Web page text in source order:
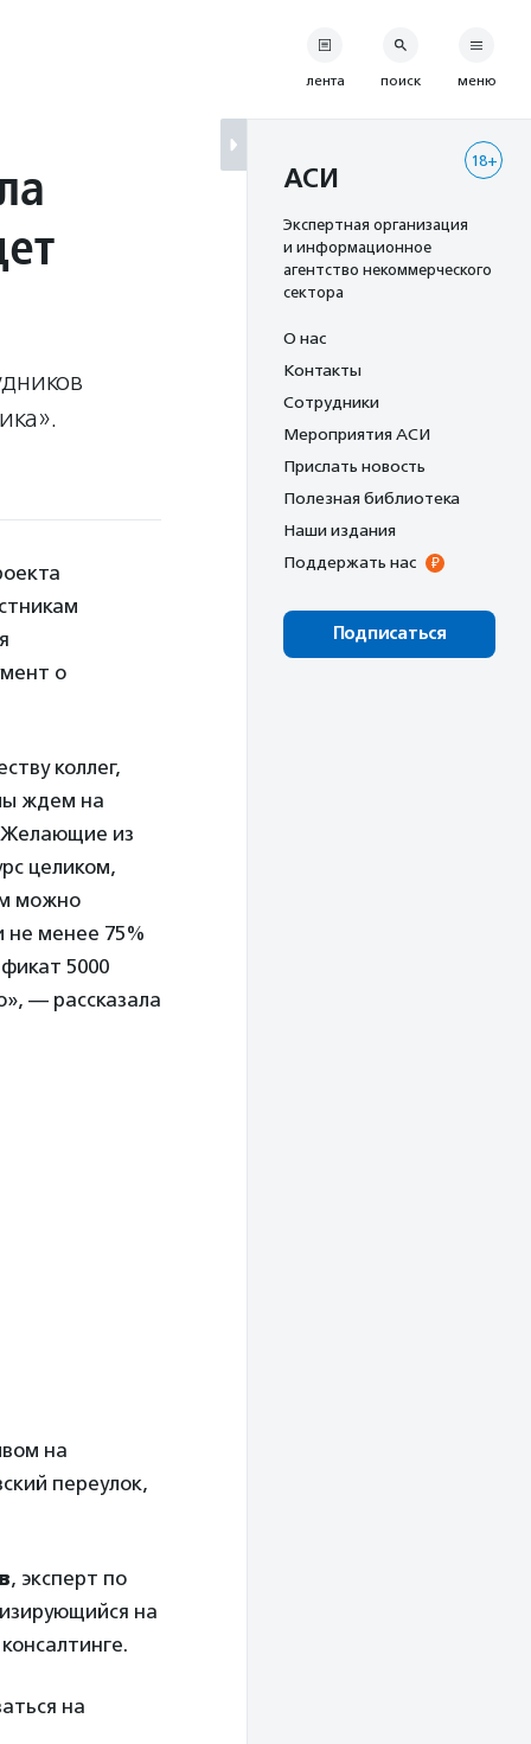
о
коллег,
ждем на
Желающие из
целиком,
можно
не менее 75%
5000
— рассказала
на
переулок,
, эксперт по
на
на
лента поиск меню
18+
АСИ
Экспертная организация
и информационное
агентство некоммерческого
сектора
О нас
Контакты
Сотрудники
Мероприятия АСИ
Прислать новость
Полезная библиотека
Наши издания
Поддержать нас
Подписаться